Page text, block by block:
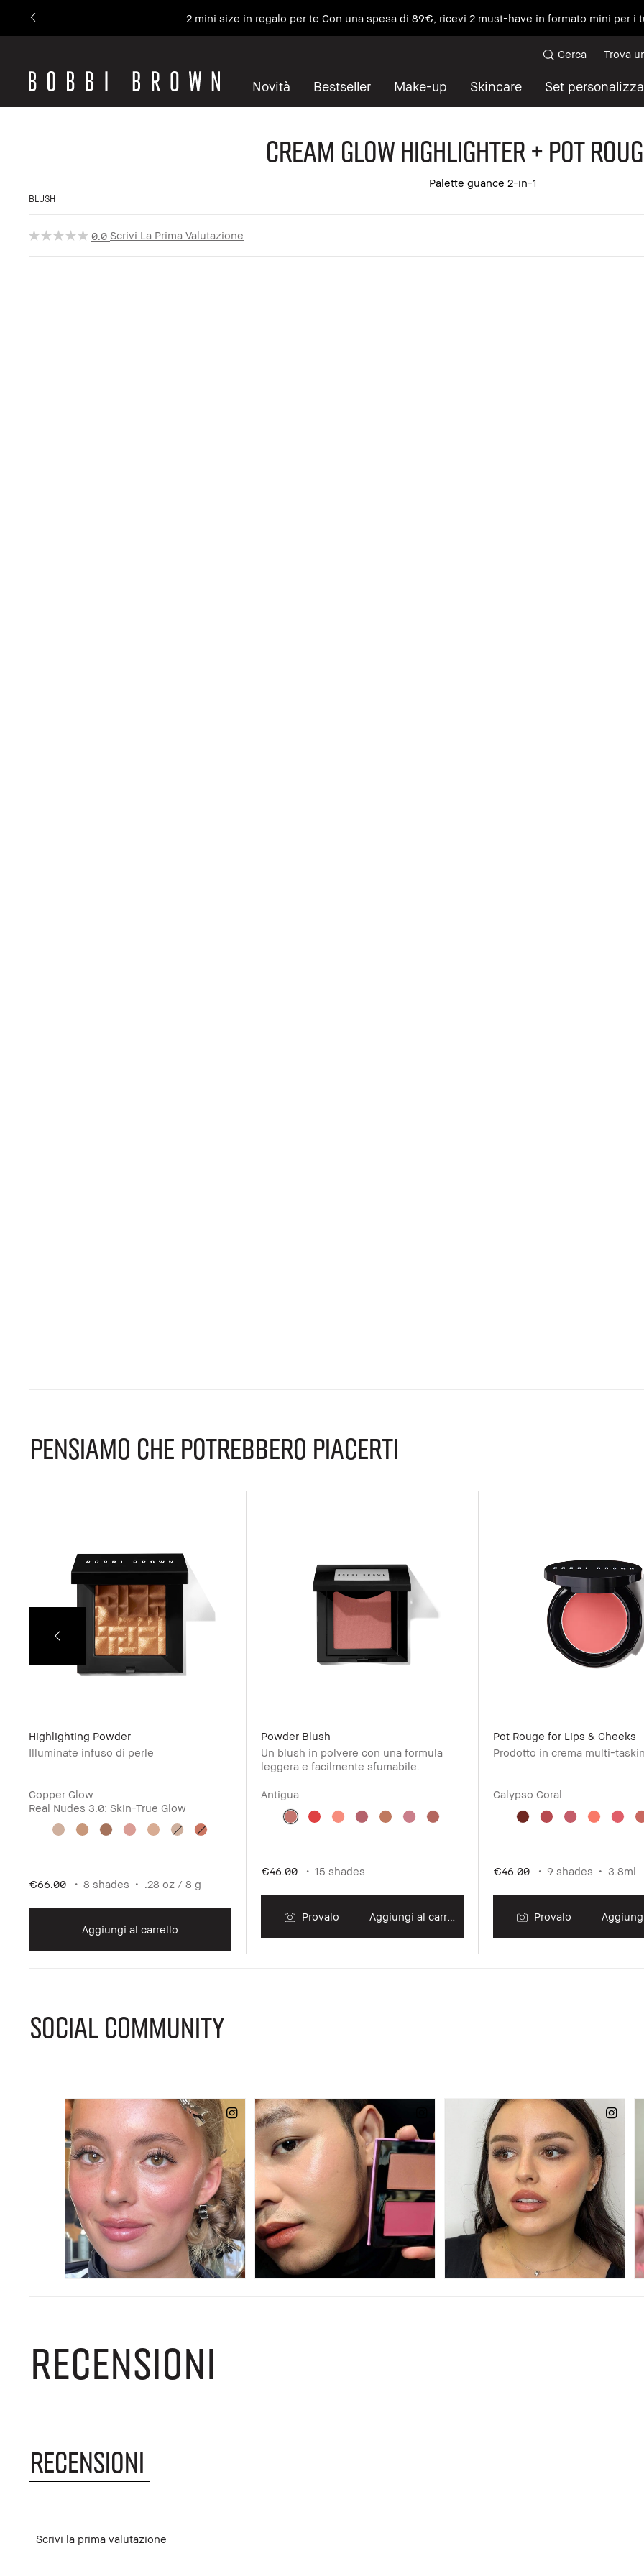
2 mini size in regalo per te Con una spesa di 89€, ricevi 2 must-have in formato mini per i
Novità Bestseller Make-up Skincare Set
Cerca Trova
Cream Glow Highlighter + Pot
Palette guance 2-in-1
BLUSH
0.0 Scrivi La Prima Valutazione
PENSIAMO CHE POTREBBERO PIACERTI
Highlighting Powder
Illuminate infuso di perle
Copper Glow
Real Nudes 3.0: Skin-True Glow
€66.00 8 shades .28 oz / 8 g
Aggiungi al carrello
Powder Blush
Un blush in polvere con una formula
leggera e facilmente sfumabile.
Antigua
€46.00 15 shades
Provalo
Pot Rouge for Lips & Cheeks
Prodotto in crema multi-
Calypso Coral
€46.00 9 shades 3.8ml
Provalo
SOCIAL COMMUNITY
RECENSIONI
RECENSIONI
Scrivi la prima valutazione